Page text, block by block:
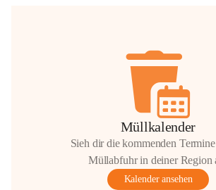
Müllkalender
Sieh dir die kommenden
Müllabfuhr in deiner Region
Kalender ansehen